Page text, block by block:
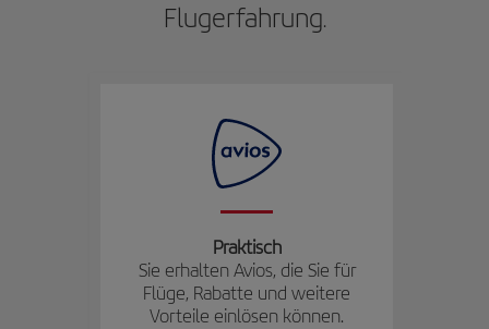
Flugerfahrung.
Praktisch
Sie erhalten Avios, die Sie für
Flüge, Rabatte und weitere
Vorteile einlösen können.